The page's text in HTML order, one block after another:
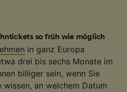
so früh wie möglich
in ganz Europa
drei bis sechs Monate im
billiger sein, wenn Sie
wissen, an welchem Datum